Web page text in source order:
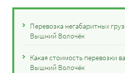
Перевозка негабаритных
Вышний Волочёк
Какая стоимость перевозки
Вышний Волочёк